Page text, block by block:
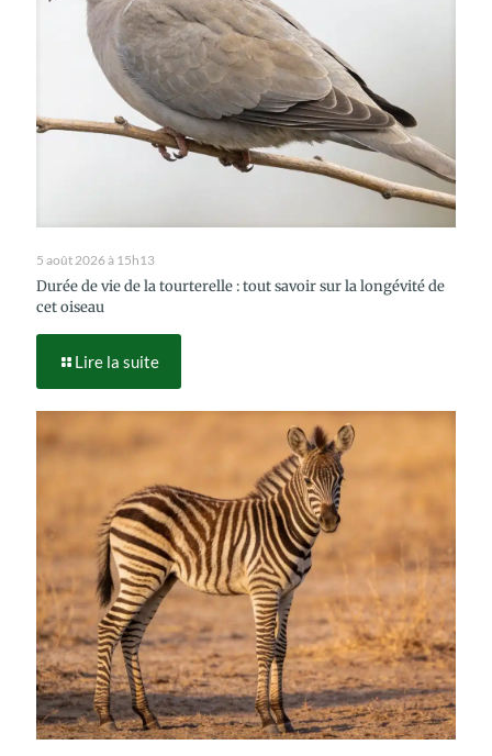
5 août 2026 à 15h13
Durée de vie de la tourterelle : tout savoir sur la longévité de
cet oiseau
Lire la suite